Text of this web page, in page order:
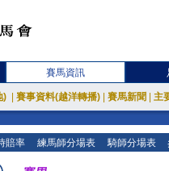
賽馬資訊
) 賽事資料(越洋轉播) 賽馬新聞 主
賠率 練馬師分場表 騎師分場表